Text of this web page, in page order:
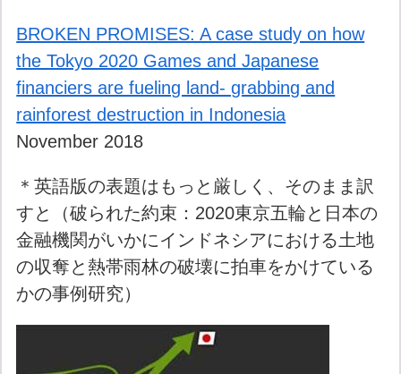
BROKEN PROMISES: A case study on how
the Tokyo 2020 Games and Japanese
financiers are fueling land- grabbing and
rainforest destruction in Indonesia
November 2018
＊英語版の表題はもっと厳しく、そのまま訳
すと（破られた約束：2020東京五輪と日本の
金融機関がいかにインドネシアにおける土地
の収奪と熱帯雨林の破壊に拍車をかけている
かの事例研究）